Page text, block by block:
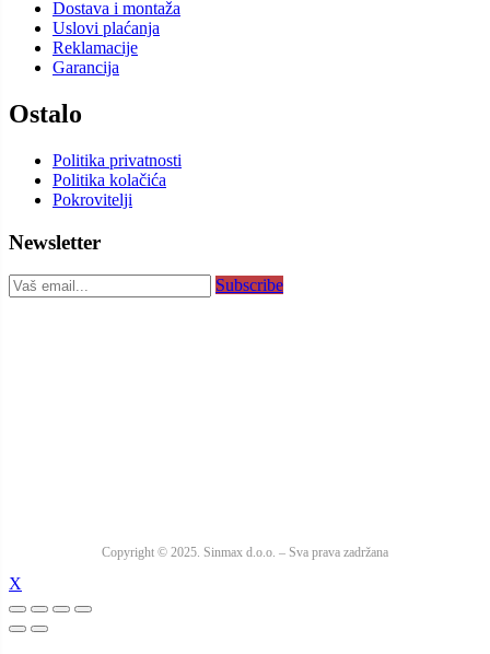
Dostava i montaža
Uslovi plaćanja
Reklamacije
Garancija
Ostalo
Politika privatnosti
Politika kolačića
Pokrovitelji
Newsletter
Subscribe
Copyright © 2025. Sinmax d.o.o. – Sva prava zadržana
X